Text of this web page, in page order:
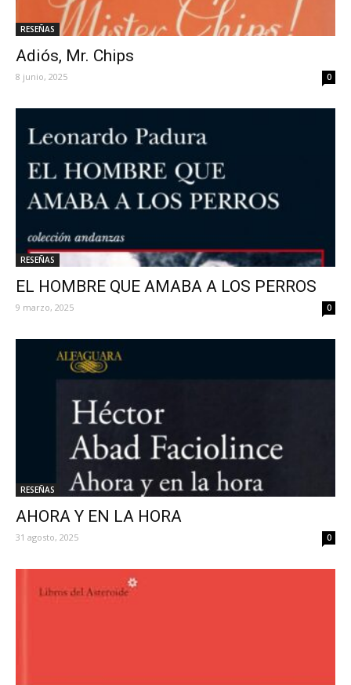
RESEÑAS
Adiós, Mr. Chips
8 junio, 2025 0
RESEÑAS
EL HOMBRE QUE AMABA A LOS PERROS
9 marzo, 2025 0
RESEÑAS
AHORA Y EN LA HORA
31 agosto, 2025 0